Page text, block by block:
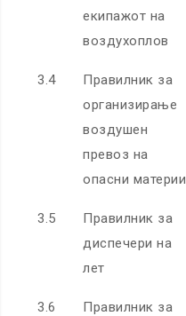
екипажот на
воздухоплов
3.4
Правилник за
организирање
воздушен
превоз на
опасни материи
3.5
Правилник за
диспечери на
лет
3.6
Правилник за